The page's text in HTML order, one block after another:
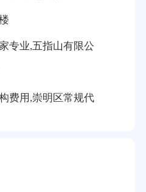
专业,五指山有限公
费用,崇明区常规代